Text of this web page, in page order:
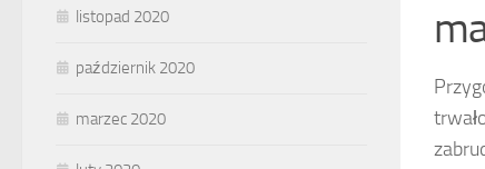
listopad 2020
październik 2020
marzec 2020